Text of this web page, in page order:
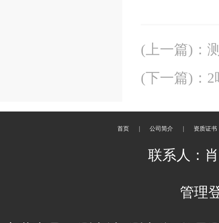
(上一篇) ：
(下一篇) ： 2
首页 公司简介 资质证书
联系人：
管理